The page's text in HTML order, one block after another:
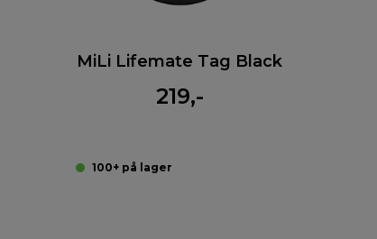
MiLi Lifemate Tag Black
219,-
100+ på lager